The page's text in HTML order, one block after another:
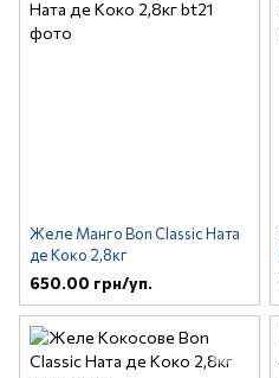
Желе Манго Bon Classic Ната
де Коко 2,8кг
650.00 грн/уп.